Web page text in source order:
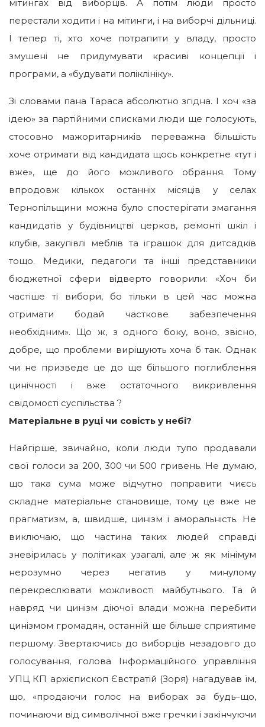
мітингах від виборців. А потім люди просто
перестали ходити і на мітинги, і на виборчі дільниці.
І тепер ті, хто хоче потрапити у владу, просто
змушені не придумувати красиві концепції і
програми, а «будувати поліклініку».
Зi словами пана Тараса абсолютно згідна. І хоч «за
ідею» за партійними списками люди ще голосують,
стосовно мажоритарників переважна більшість
хоче отримати від кандидата щось конкретне «тут і
вже», ще до його можливого обрання. Тому
впродовж кількох останніх місяців у селах
Тернопільщини можна було спостерігати змагання
кандидатів у будівництві церков, ремонті шкіл і
клубів, закупівлі меблів та іграшок для дитсадків
тощо. Медики, педагоги та інші представники
бюджетної сфери відверто говорили: «Хоч би
частіше ті вибори, бо тільки в цей час можна
отримати бодай часткове забезпечення
необхідним». Що ж, з одного боку, воно, звісно,
добре, що проблеми вирішують хоча б так. Однак
чи не призведе це до ще більшого поглиблення
цинічності і вже остаточного викривлення
свідомості суспільства ?
Матеріальне в руці чи совість у небі?
Найгірше, звичайно, коли люди тупо продавали
свої голоси за 200, 300 чи 500 гривень. Не думаю,
що така сума може відчутно поправити чиєсь
складне матеріальне становище, тому це вже не
прагматизм, а, швидше, цинізм і аморальність. Не
виключаю, що частина таких людей справді
зневірилась у політиках узагалі, але ж як мінімум
нерозумно через негатив у минулому
перекреслювати можливості майбутнього. Та й
навряд чи цинізм діючої влади можна перебити
цинізмом громадян, останній ще більше сприятиме
першому. Звертаючись до виборців незадовго до
голосування, голова Інформаційного управління
УПЦ КП архієпископ Євстратій (Зоря) нагадував їм,
що, «продаючи голос на виборах за будь–що,
починаючи від символічної вже гречки і закінчуючи